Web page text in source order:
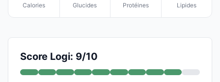
Calories Glucides Protéines Lipides
Score Logi: 9/10